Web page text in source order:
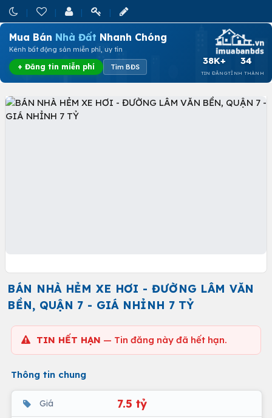
Mua Bán Nhà Đất Nhanh Chóng
Kênh bất động sản miễn phí, uy tín
+ Đăng tin miễn phí Tìm BĐS
38K+
TIN ĐĂNG
34
TỈNH THÀNH
BÁN NHÀ HẺM XE HƠI - ĐƯỜNG LÂM VĂN
BỀN, QUẬN 7 - GIÁ NHỈNH 7 TỶ
TIN HẾT HẠN — Tin đăng này đã hết hạn.
Thông tin chung
Giá 7.5 tỷ